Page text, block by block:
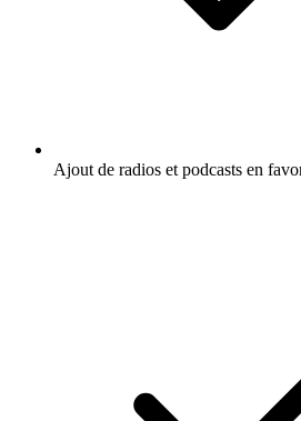
Ajout de radios et podcasts en